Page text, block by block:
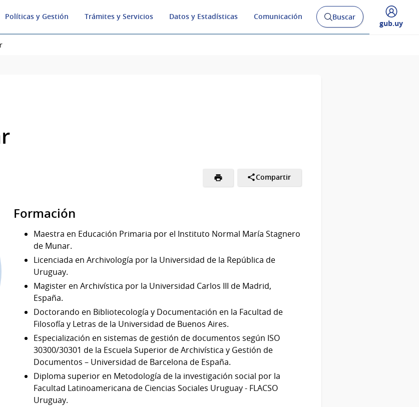
Políticas y Gestión Trámites y Servicios Datos y Estadísticas Comunicación
Abrir
buscador
Buscar
Desplegar
gub.uy
Compartir
Formación
Maestra en Educación Primaria por el Instituto Normal María Stagnero
de Munar.
Licenciada en Archivología por la Universidad de la República de
Uruguay.
Magister en Archivística por la Universidad Carlos III de Madrid,
España.
Doctorando en Bibliotecología y Documentación en la Facultad de
Filosofía y Letras de la Universidad de Buenos Aires.
Especialización en sistemas de gestión de documentos según ISO
30300/30301 de la Escuela Superior de Archivística y Gestión de
Documentos – Universidad de Barcelona de España.
Diploma superior en Metodología de la investigación social por la
Facultad Latinoamericana de Ciencias Sociales Uruguay - FLACSO
Uruguay.